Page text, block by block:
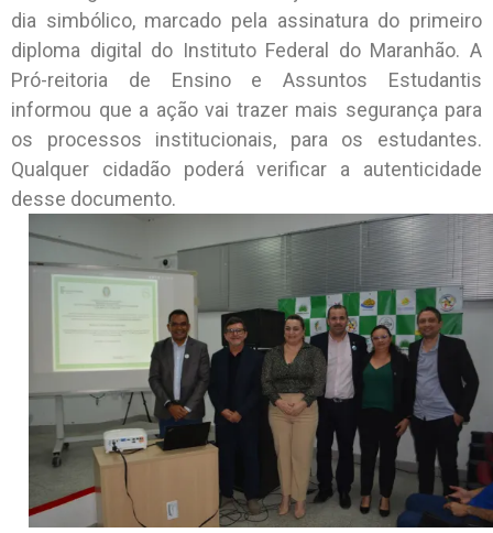
dia simbólico, marcado pela assinatura do primeiro
diploma digital do Instituto Federal do Maranhão. A
Pró-reitoria de Ensino e Assuntos Estudantis
informou que a ação vai trazer mais segurança para
os processos institucionais, para os estudantes.
Qualquer cidadão poderá verificar a autenticidade
desse documento.